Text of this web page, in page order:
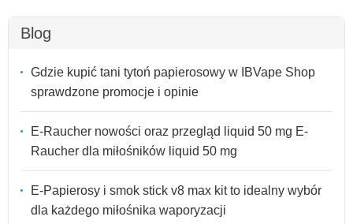
Blog
Gdzie kupić tani tytoń papierosowy w IBVape Shop
sprawdzone promocje i opinie
E-Raucher nowości oraz przegląd liquid 50 mg E-
Raucher dla miłośników liquid 50 mg
E-Papierosy i smok stick v8 max kit to idealny wybór
dla każdego miłośnika waporyzacji